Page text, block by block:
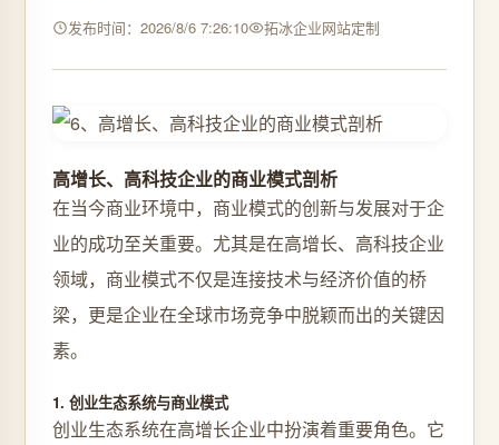
发布时间：2026/8/6 7:26:10 拓冰企业网站定制
高增长、高科技企业的商业模式剖析
在当今商业环境中，商业模式的创新与发展对于企
业的成功至关重要。尤其是在高增长、高科技企业
领域，商业模式不仅是连接技术与经济价值的桥
梁，更是企业在全球市场竞争中脱颖而出的关键因
素。
1. 创业生态系统与商业模式
创业生态系统在高增长企业中扮演着重要角色。它